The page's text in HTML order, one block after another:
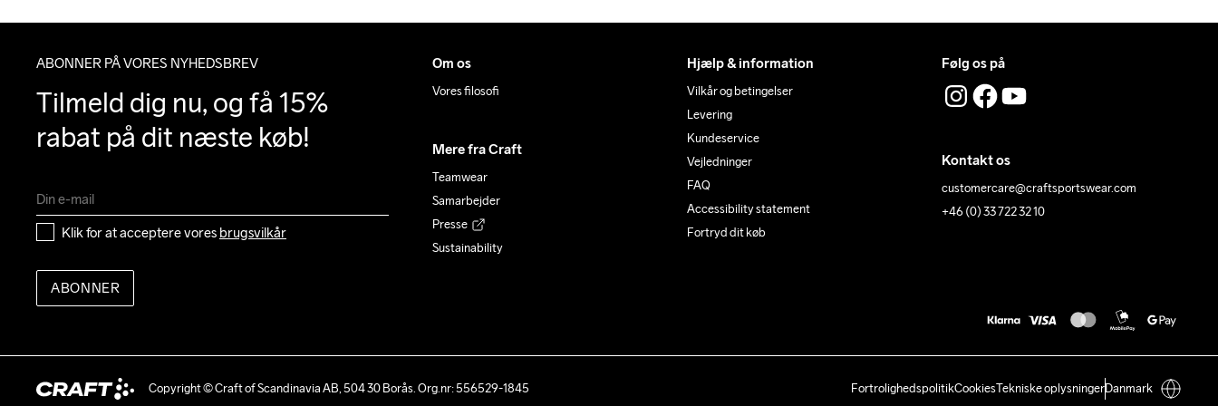
ABONNER PÅ VORES NYHEDSBREV
Tilmeld dig nu, og få 15%
rabat på dit næste køb!
Klik for at acceptere vores brugsvilkår
ABONNER
Om os
Vores filosofi
Mere fra Craft
Teamwear
Samarbejder
Presse
Sustainability
Hjælp & information
Vilkår og betingelser
Levering
Kundeservice
Vejledninger
FAQ
Accessibility statement
Fortryd dit køb
Følg os på
Kontakt os
customercare@craftsportswear.com
+46 (0) 33 722 32 10
Copyright © Craft of Scandinavia AB, 504 30 Borås. Org.nr: 556529-1845 FortrolighedspolitikCookiesTekniske oplysningerDanmark